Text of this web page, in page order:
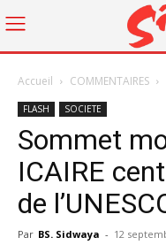
Accueil COMMENTAIRES
FLASH SOCIETE
Sommet
ICAIRE
de
Par BS. Sidwaya - 12